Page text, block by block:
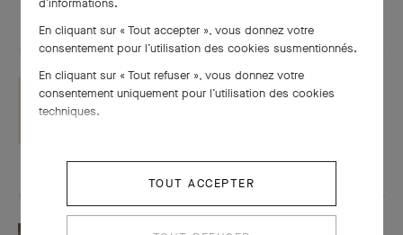
COUTURE
d’informations.
En cliquant sur « Tout accepter », vous donnez votre
consentement pour l’utilisation des cookies susmentionnés.
En cliquant sur « Tout refuser », vous donnez votre
consentement uniquement pour l’utilisation des cookies
techniques.
TOUT ACCEPTER